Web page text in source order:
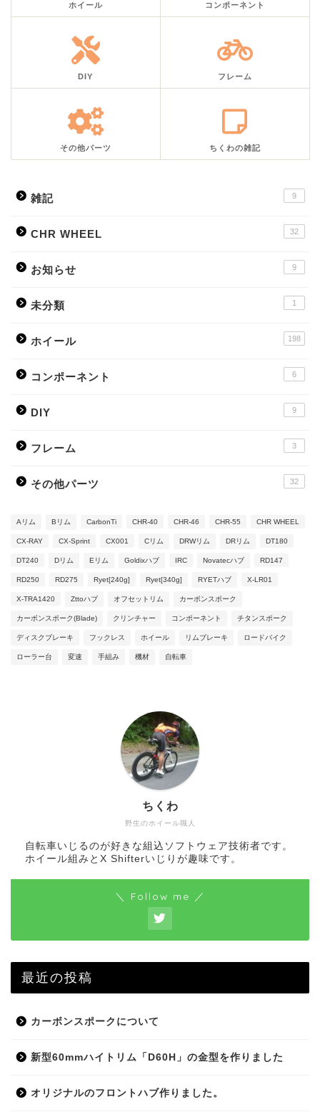
ホイール コンポーネント
DIY フレーム
その他パーツ ちくわの雑記
雑記 9
CHR WHEEL 32
お知らせ 9
未分類 1
ホイール 198
コンポーネント 6
DIY 9
フレーム 3
その他パーツ 32
Aリム Bリム CarbonTi CHR-40 CHR-46 CHR-55 CHR WHEEL
CX-RAY CX-Sprint CX001 Cリム DRWリム DRリム DT180
DT240 Dリム Eリム Goldixハブ IRC Novatecハブ RD147
RD250 RD275 Ryet[240g] Ryet[340g] RYETハブ X-LR01
X-TRA1420 Zttoハブ オフセットリム カーボンスポーク
カーボンスポーク(Blade) クリンチャー コンポーネント チタンスポーク
ディスクブレーキ フックレス ホイール リムブレーキ ロードバイク
ローラー台 変速 手組み 機材 自転車
野生のホイール職人
ちくわ
自転車いじるのが好きな組込ソフトウェア技術者です。
ホイール組みとX Shifterいじりが趣味です。
＼ Follow me ／
最近の投稿
カーボンスポークについて
新型60mmハイトリム「D60H」の金型を作りました
オリジナルのフロントハブ作りました。